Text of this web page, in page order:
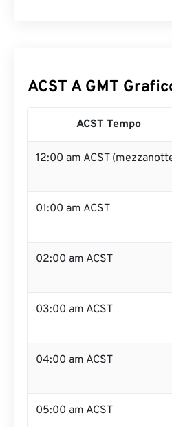
ACST A GMT
ACST Tempo
12:00 am ACST
01:00 am ACST
02:00 am ACST
03:00 am ACST
04:00 am ACST
05:00 am ACST